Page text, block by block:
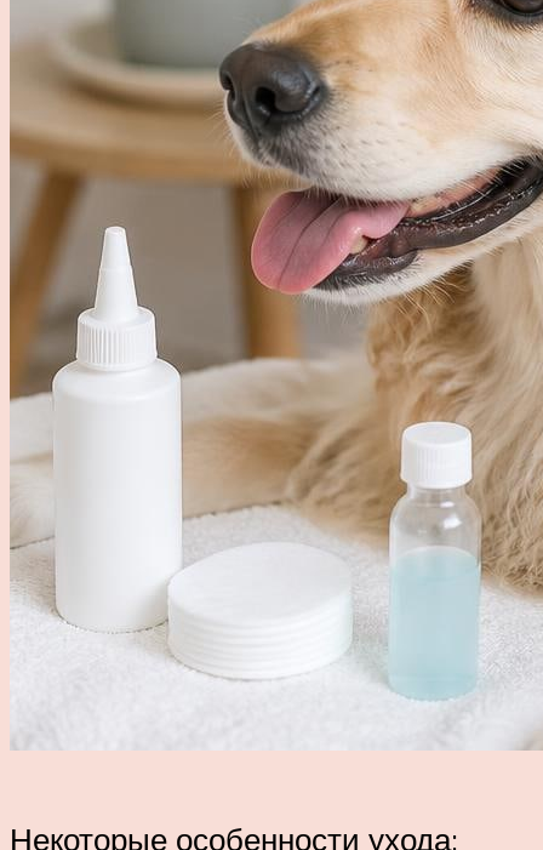
Некоторые особенности ухода: